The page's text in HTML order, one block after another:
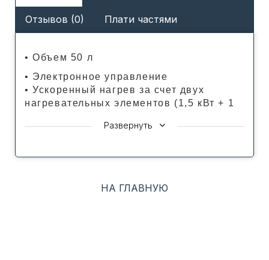
Отзывов (0) Плати частями
• Объем 50 л
• Электронное управление
• Ускоренный нагрев за счет двух
нагревательных элементов (1,5 кВт + 1
• Передовая конструкция для быстрого
• Точная настройка и отображение
• Глубина 27 см экономит пространство
Развернуть
НА ГЛАВНУЮ